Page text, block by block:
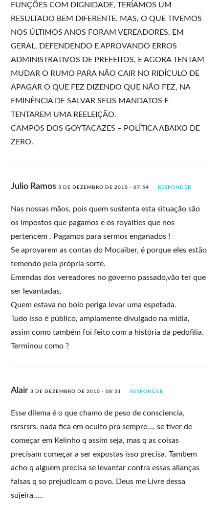
FUNÇÕES COM DIGNIDADE, TERÍAMOS UM
RESULTADO BEM DIFERENTE. MAS, O QUE TIVEMOS
NOS ÚLTIMOS ANOS FORAM VEREADORES, EM
GERAL, DEFENDENDO E APROVANDO ERROS
ADMINISTRATIVOS DE PREFEITOS, E AGORA TENTAM
MUDAR O RUMO PARA NÃO CAIR NO RIDÍCULO DE
APAGAR O QUE FEZ DIZENDO QUE NÃO FEZ, NA
EMINÊNCIA DE SALVAR SEUS MANDATOS E
TENTAREM UMA REELEIÇÃO.
CAMPOS DOS GOYTACAZES – POLÍTICA ABAIXO DE
ZERO.
Julio Ramos3 DE DEZEMBRO DE 2010 - 07:54 RESPONDER
Nas nossas mãos, pois quem sustenta esta situação são
os impostos que pagamos e os royalties que nos
pertencem . Pagamos para sermos enganados !
Se aprovarem as contas do Mocaiber, é porque eles estão
temendo pela própria sorte.
Emendas dos vereadores no governo passado,vão ter que
ser levantadas.
Quem estava no bolo periga levar uma espetada.
Tudo isso é público, amplamente divulgado na mídia,
assim como também foi feito com a história da pedofilia.
Terminou como ?
Alair3 DE DEZEMBRO DE 2010 - 08:51 RESPONDER
Esse dilema é o que chamo de peso de consciencia,
rsrsrsrs. nada fica em oculto pra sempre…. se tiver de
começar em Kelinho q assim seja, mas q as coisas
precisam começar a ser expostas isso precisa. Tambem
acho q alguem precisa se levantar contra essas alianças
falsas q so prejudicam o povo. Deus me Livre dessa
sujeira…..